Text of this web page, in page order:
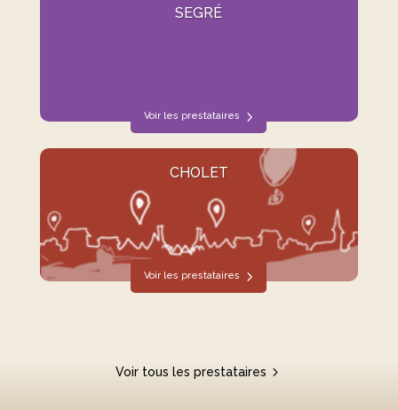
SEGRÉ
Voir les prestataires
CHOLET
Voir les prestataires
Voir tous les prestataires